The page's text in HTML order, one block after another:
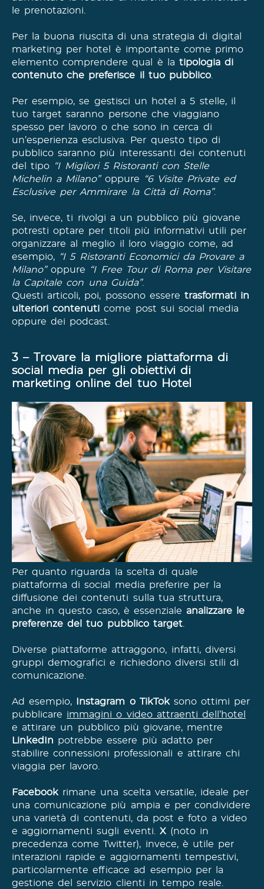
le prenotazioni.
Per la buona riuscita di una strategia di digital
marketing per hotel è importante come primo
elemento comprendere qual è la tipologia di
contenuto che preferisce il tuo pubblico
Per esempio, se gestisci un hotel a 5 stelle, il
tuo target saranno persone che viaggiano
spesso per lavoro o che sono in cerca di
un’esperienza esclusiva. Per questo tipo di
pubblico saranno più interessanti dei contenuti
del tipo
“I Migliori 5 Ristoranti con Stelle
Michelin a Milano” oppure
“6 Visite Private ed
Esclusive per Ammirare la Città di Roma”.
Se, invece, ti rivolgi a un pubblico più giovane
potresti optare per titoli più informativi utili per
organizzare al meglio il loro viaggio come, ad
esempio,
“I 5 Ristoranti Economici da Provare a
Milano”oppure
“I Free Tour di Roma per Visitare
la Capitale con una Guida”.
Questi articoli, poi, possono essere trasformati in
ulteriori contenuti come post sui social media
oppure dei podcast.
3 – Trovare la migliore piattaforma di
social media per gli obiettivi di
marketing online del tuo Hotel
Per quanto riguarda la scelta di quale
piattaforma di social media preferire per la
diffusione dei contenuti sulla tua struttura,
anche in questo caso, è essenziale analizzare le
preferenze del tuo pubblico target.
Diverse piattaforme attraggono, infatti, diversi
gruppi demografici e richiedono diversi stili di
comunicazione.
Ad esempio, Instagram o TikToksono ottimi per
pubblicare immagini o video attraenti dell’hotel
e attirare un pubblico più giovane, mentre
LinkedIn potrebbe essere più adatto per
stabilire connessioni professionali e attirare chi
viaggia per lavoro.
Facebook rimane una scelta versatile, ideale per
una comunicazione più ampia e per condividere
una varietà di contenuti, da post e foto a video
e aggiornamenti sugli eventi. X(noto in
precedenza come Twitter), invece, è utile per
interazioni rapide e aggiornamenti tempestivi,
particolarmente efficace ad esempio per la
gestione del servizio clienti in tempo reale.